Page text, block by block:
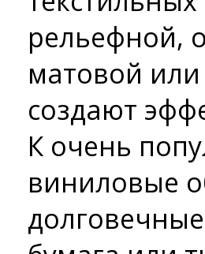
рельефной,
матовой
создают
К очень
виниловые